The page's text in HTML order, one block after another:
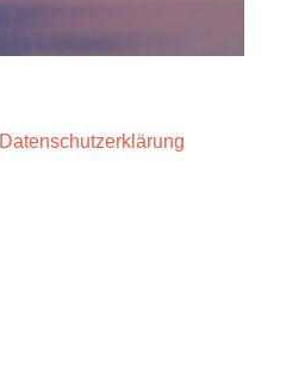
Datenschutzerklärung